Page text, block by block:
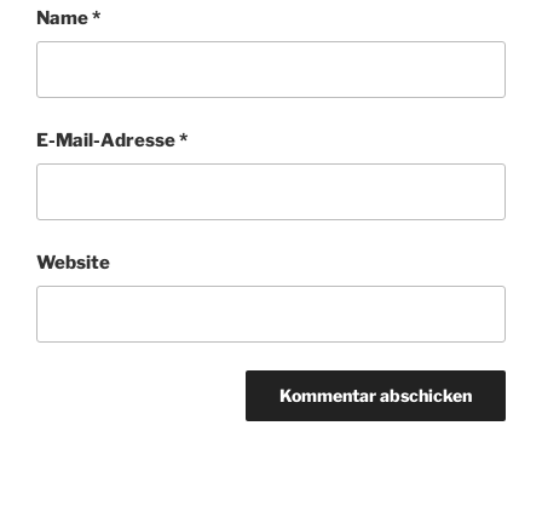
Name*
E-Mail-Adresse*
Website